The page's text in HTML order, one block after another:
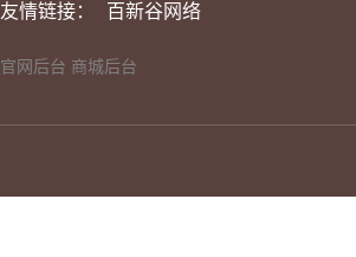
友情链接： 百新谷网络
官网后台 商城后台